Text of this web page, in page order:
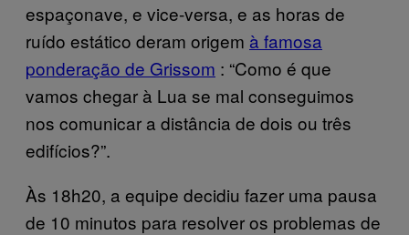
espaçonave, e vice-versa, e as horas de
ruído estático deram origem à famosa
ponderação de Grissom : “Como é que
vamos chegar à Lua se mal conseguimos
nos comunicar a distância de dois ou três
edifícios?”.
Às 18h20, a equipe decidiu fazer uma pausa
de 10 minutos para resolver os problemas de